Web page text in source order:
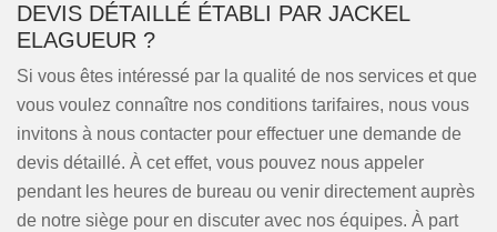
DEVIS DÉTAILLÉ ÉTABLI PAR JACKEL
ELAGUEUR ?
Si vous êtes intéressé par la qualité de nos services et que
vous voulez connaître nos conditions tarifaires, nous vous
invitons à nous contacter pour effectuer une demande de
devis détaillé. À cet effet, vous pouvez nous appeler
pendant les heures de bureau ou venir directement auprès
de notre siège pour en discuter avec nos équipes. À part